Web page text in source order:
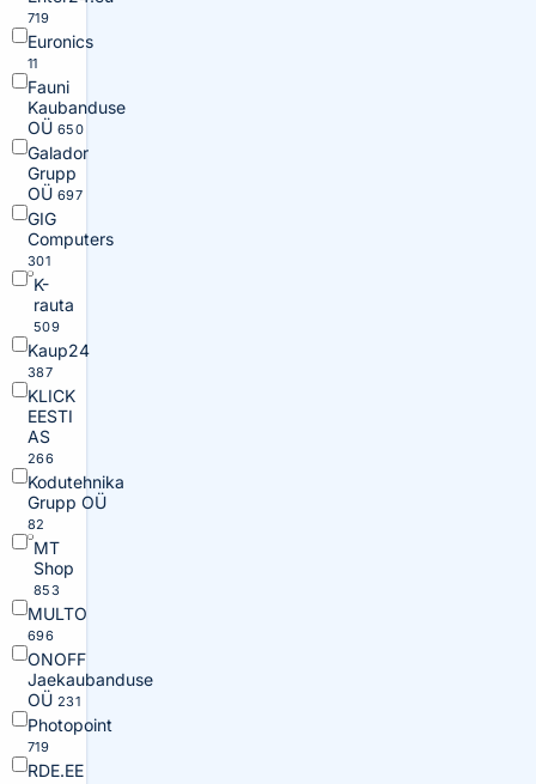
719
Euronics
11
Fauni
Kaubanduse
OÜ 650
Galador
Grupp
OÜ 697
GIG
Computers
301
K-
rauta
509
Kaup24
387
KLICK
EESTI
AS
266
Kodutehnika
Grupp OÜ
82
MT
Shop
853
MULTO
696
ONOFF
Jaekaubanduse
OÜ 231
Photopoint
719
RDE.EE